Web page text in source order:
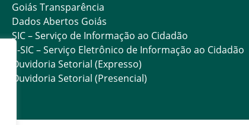
Goiás Transparência
Dados Abertos Goiás
SIC – Serviço de Informação ao Cidadão
e-SIC – Serviço Eletrônico de Informação ao Cidadão
Ouvidoria Setorial (Expresso)
Ouvidoria Setorial (Presencial)